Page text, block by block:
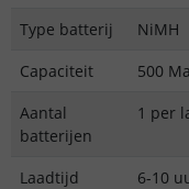
Type batterij
NiMH
Capaciteit
500
Aantal
batterijen
1 per
Laadtijd
6-10